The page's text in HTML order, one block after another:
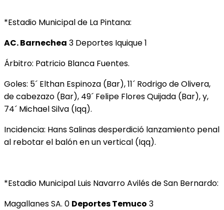
*Estadio Municipal de La Pintana:
AC. Barnechea 3 Deportes Iquique 1
Árbitro: Patricio Blanca Fuentes.
Goles: 5´ Elthan Espinoza (Bar), 11´ Rodrigo de Olivera,
de cabezazo (Bar), 49´ Felipe Flores Quijada (Bar), y,
74´ Michael Silva (Iqq).
Incidencia: Hans Salinas desperdició lanzamiento penal
al rebotar el balón en un vertical (Iqq).
*Estadio Municipal Luis Navarro Avilés de San Bernardo:
Magallanes SA. 0 Deportes Temuco 3